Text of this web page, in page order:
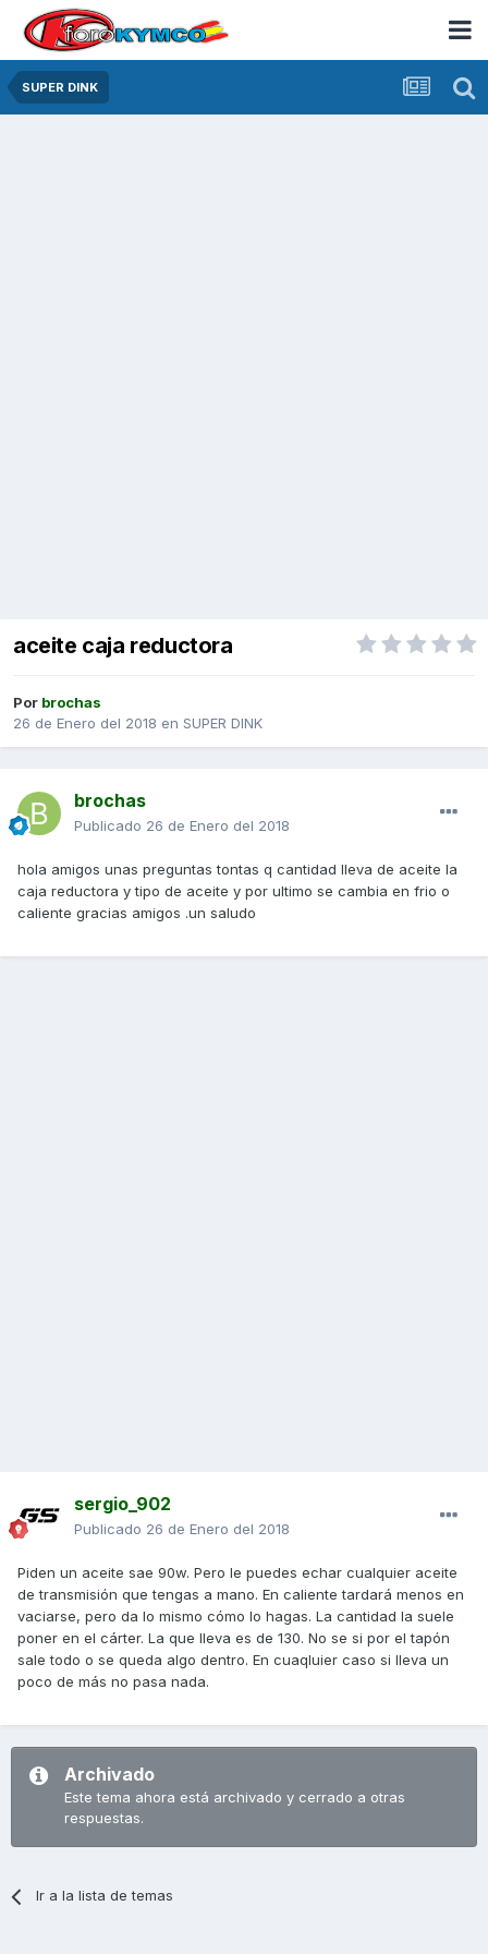
SUPER DINK
aceite caja reductora
Por brochas
26 de Enero del 2018 en SUPER DINK
brochas
Publicado 26 de Enero del 2018
hola amigos unas preguntas tontas q cantidad lleva de aceite la
caja reductora y tipo de aceite y por ultimo se cambia en frio o
caliente gracias amigos .un saludo
sergio_902
Publicado 26 de Enero del 2018
Piden un aceite sae 90w. Pero le puedes echar cualquier aceite
de transmisión que tengas a mano. En caliente tardará menos en
vaciarse, pero da lo mismo cómo lo hagas. La cantidad la suele
poner en el cárter. La que lleva es de 130. No se si por el tapón
sale todo o se queda algo dentro. En cuaqluier caso si lleva un
poco de más no pasa nada.
Archivado
Este tema ahora está archivado y cerrado a otras
respuestas.
Ir a la lista de temas